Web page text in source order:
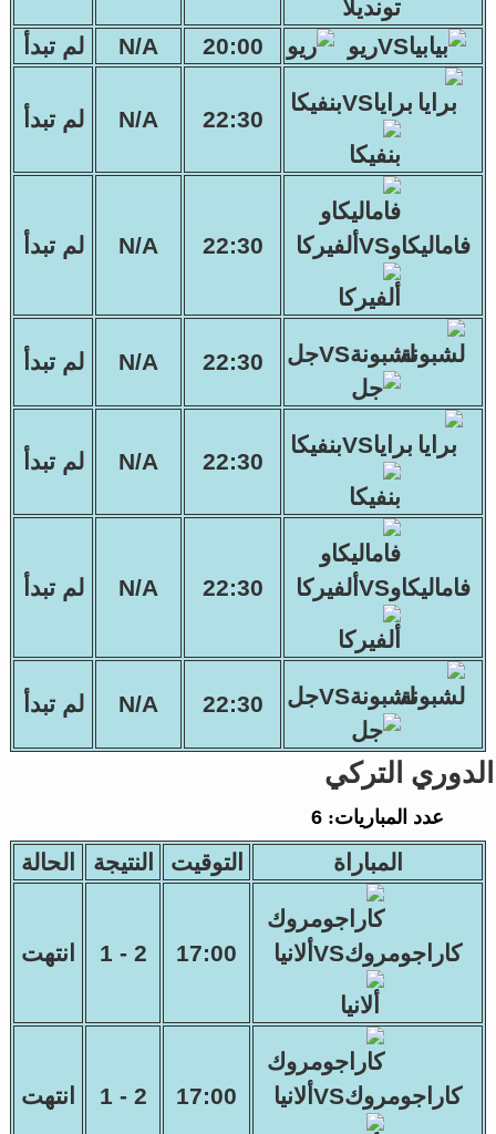
بياVSريو 20:00
N/A لم تبدأ
براياVSبنفيكا
22:30
N/A لم تبدأ
فاماليكاوVSألفيركا 22:30
N/A لم تبدأ
لشبونةVSجل 22:30
N/A لم تبدأ
براياVSبنفيكا
22:30
N/A لم تبدأ
فاماليكاوVSألفيركا 22:30
N/A لم تبدأ
لشبونةVSجل 22:30
N/A لم تبدأ
الدوري التركي
عدد المباريات:6
المباراة التوقيت النتيجة الحالة
كاراجومروكVSألانيا 17:00
2 - 1 انتهت
كاراجومروكVSألانيا 17:00
2 - 1 انتهت